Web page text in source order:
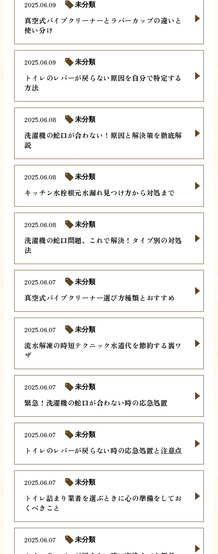
真空式パイプクリーナーとラバーカップの違いと
使い分け
2025.06.09 未分類
トイレのレバーが戻らない原因を自分で特定する
方法
2025.06.09 未分類
洗濯機の蛇口が合わない！原因と解決策を徹底解
説
2025.06.08 未分類
キッチン水栓根元水漏れ見つけ方から対処まで
2025.06.08 未分類
洗濯機の蛇口問題、これで解決！タイプ別の対処
法
2025.06.08 未分類
真空式パイプクリーナー選び方種類とおすすめ
2025.06.07 未分類
流水解凍の時短テクニック水道代を節約する裏ワ
ザ
2025.06.07 未分類
緊急！洗濯機の蛇口が合わない時の応急処置
2025.06.07 未分類
トイレのレバーが戻らない時の応急処置と注意点
2025.06.07 未分類
トイレ詰まり業者を選ぶときに心の準備をしてお
くべきこと
2025.06.07 未分類
2025.06.07 未分類